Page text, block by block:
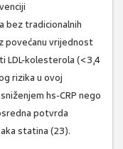
bez tradicionalnih
povećanu vrijednost
LDL-kolesterola (<3,4
rizika u ovoj
hs-CRP nego
potvrda
statina (23).